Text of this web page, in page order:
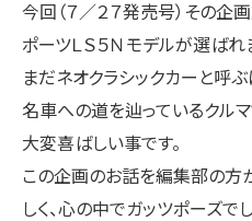
今回（７／２７発売号）その
ポーツＬＳ５Ｎモデルが選ばれ
まだネオクラシックカーと呼
名車への道を辿っているクル
大変喜ばしい事です。
この企画のお話を編集部の方
しく、心の中でガッツポーズでし